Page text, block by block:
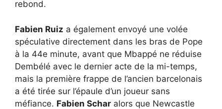
rebond.
Fabien Ruiz a également envoyé une volée
spéculative directement dans les bras de Pope
à la 44e minute, avant que Mbappé ne réduise
Dembélé avec le dernier acte de la mi-temps,
mais la première frappe de l’ancien barcelonais
a été tirée sur l’épaule d’un joueur sans
méfiance. Fabien Schar alors que Newcastle